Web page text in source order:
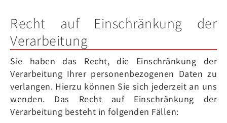
Recht auf Einschränkung der
Verarbeitung
Sie haben das Recht, die Einschränkung der
Verarbeitung Ihrer personenbezogenen Daten zu
verlangen. Hierzu können Sie sich jederzeit an uns
wenden. Das Recht auf Einschränkung der
Verarbeitung besteht in folgenden Fällen: